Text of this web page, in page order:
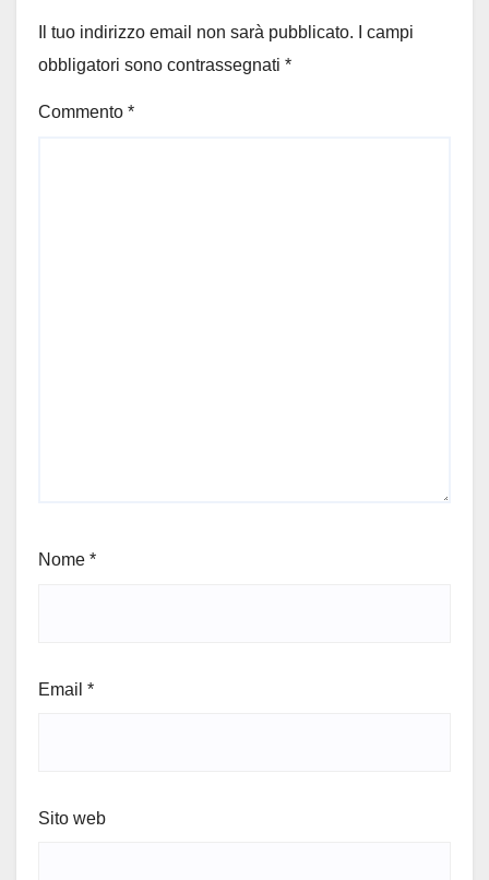
Il tuo indirizzo email non sarà pubblicato.
I campi
obbligatori sono contrassegnati *
Commento *
Nome *
Email *
Sito web